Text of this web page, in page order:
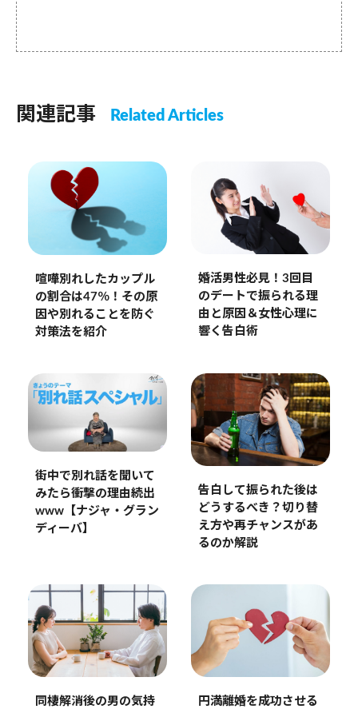
関連記事 Related Articles
喧嘩別れしたカップル
の割合は47％！その原
因や別れることを防ぐ
対策法を紹介
婚活男性必見！3回目
のデートで振られる理
由と原因＆女性心理に
響く告白術
街中で別れ話を聞いて
みたら衝撃の理由続出
www【ナジャ・グラン
ディーバ】
告白して振られた後は
どうするべき？切り替
え方や再チャンスがあ
るのか解説
同棲解消後の男の気持
円満離婚を成功させる